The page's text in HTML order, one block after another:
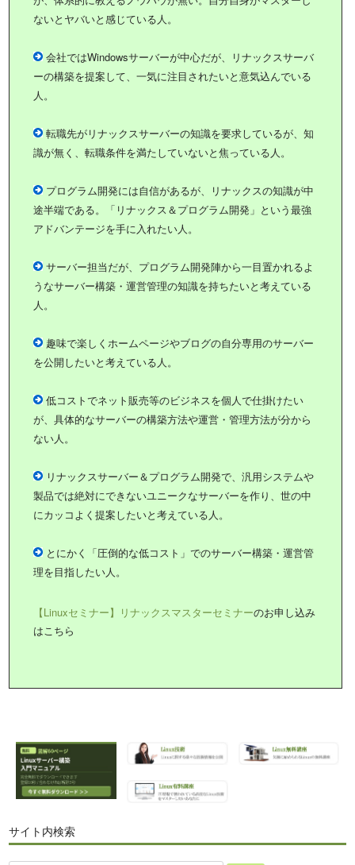
ないとヤバいと感じている人。
会社ではWindowsサーバーが中心だが、リナックスサーバ
ーの構築を提案して、一気に注目されたいと意気込んでいる
人。
転職先がリナックスサーバーの知識を要求しているが、知
識が無く、転職条件を満たしていないと焦っている人。
プログラム開発には自信があるが、リナックスの知識が中
途半端である。「リナックス＆プログラム開発」という最強
アドバンテージを手に入れたい人。
サーバー担当だが、プログラム開発陣から一目置かれるよ
うなサーバー構築・運営管理の知識を持ちたいと考えている
人。
趣味で楽しくホームページやブログの自分専用のサーバー
を公開したいと考えている人。
低コストでネット販売等のビジネスを個人で仕掛けたい
が、具体的なサーバーの構築方法や運営・管理方法が分から
ない人。
リナックスサーバー＆プログラム開発で、汎用システムや
製品では絶対にできないユニークなサーバーを作り、世の中
にカッコよく提案したいと考えている人。
とにかく「圧倒的な低コスト」でのサーバー構築・運営管
理を目指したい人。
【Linuxセミナー】リナックスマスターセミナーのお申し込み
はこちら
サイト内検索